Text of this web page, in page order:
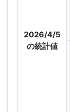
2026/4/5
の統計値